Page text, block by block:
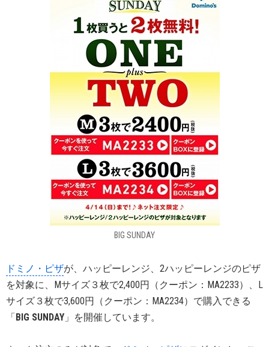
BIG SUNDAY
ドミノ・ピザが、ハッピーレンジ、2ハッピーレンジのピザ
を対象に、Mサイズ３枚で2,400円（クーポン：MA2233）、L
サイズ３枚で3,600円（クーポン：MA2234）で購入できる
「BIG SUNDAY 」を開催しています。